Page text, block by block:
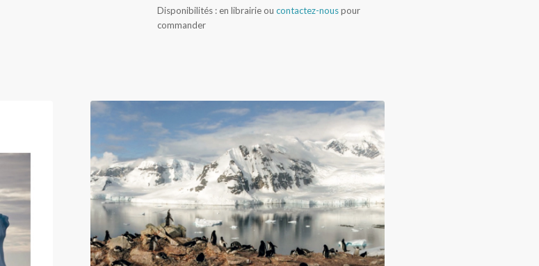
Disponibilités : en librairie ou contactez-nouspour
commander
Extrait du livre « Antarctique, voyage en péninsule »